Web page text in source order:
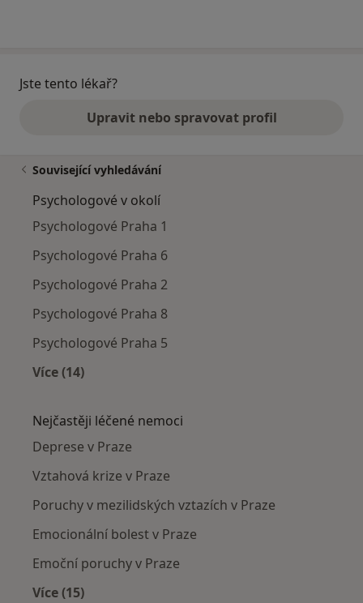
Jste tento lékař?
Upravit nebo spravovat profil
Související vyhledávání
Psychologové v okolí
Psychologové Praha 1
Psychologové Praha 6
Psychologové Praha 2
Psychologové Praha 8
Psychologové Praha 5
Více (14)
Nejčastěji léčené nemoci
Deprese v Praze
Vztahová krize v Praze
Poruchy v mezilidských vztazích v Praze
Emocionální bolest v Praze
Emoční poruchy v Praze
Více (15)